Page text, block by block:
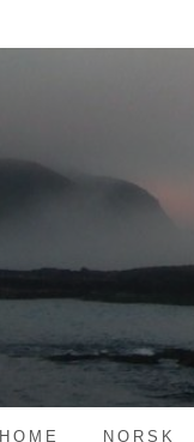
HOME NORSK